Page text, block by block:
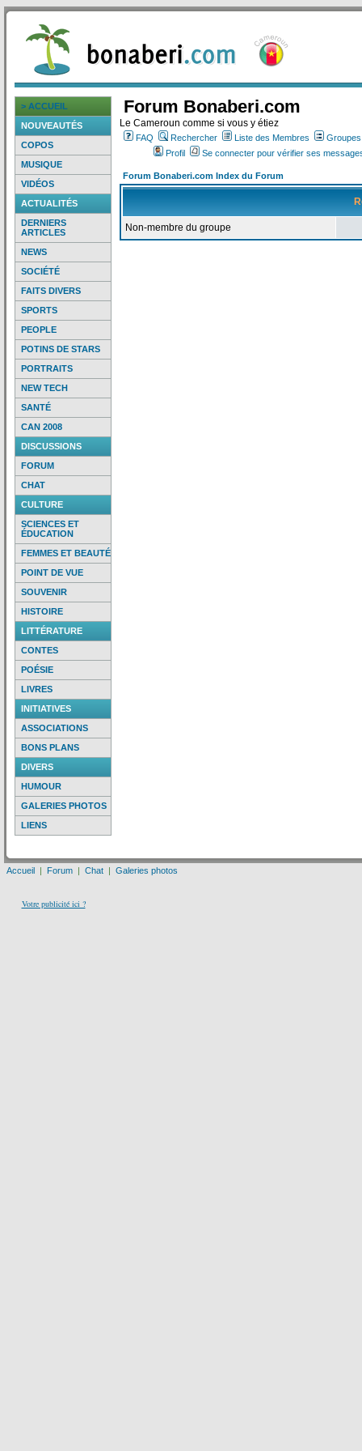
> ACCUEIL
NOUVEAUTÉS
COPOS
MUSIQUE
VIDÉOS
ACTUALITÉS
DERNIERS
ARTICLES
NEWS
SOCIÉTÉ
FAITS DIVERS
SPORTS
PEOPLE
POTINS DE STARS
PORTRAITS
NEW TECH
SANTÉ
CAN 2008
DISCUSSIONS
FORUM
CHAT
CULTURE
SCIENCES ET
ÉDUCATION
FEMMES ET BEAUTÉ
POINT DE VUE
SOUVENIR
HISTOIRE
LITTÉRATURE
CONTES
POÉSIE
LIVRES
INITIATIVES
ASSOCIATIONS
BONS PLANS
DIVERS
HUMOUR
GALERIES PHOTOS
LIENS
Forum Bonaberi.com
Le Cameroun comme si vous y étiez
FAQ Rechercher Liste des Membres
Profil
Se connecter pour vérifier ses
Forum Bonaberi.com Index du Forum
Non-membre du groupe
Accueil | Forum | Chat | Galeries photos
Votre publicité ici ?